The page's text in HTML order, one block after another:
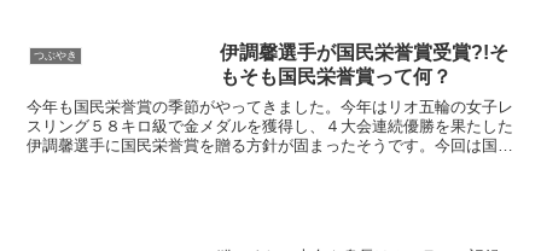
つぶやき
伊調馨選手が国民栄誉賞受賞?!そ
もそも国民栄誉賞って何？
今年も国民栄誉賞の季節がやってきました。今年はリオ五輪の女子レ
スリング５８キロ級で金メダルを獲得し、４大会連続優勝を果たした
伊調馨選手に国民栄誉賞を贈る方針が固まったそうです。今回は国民